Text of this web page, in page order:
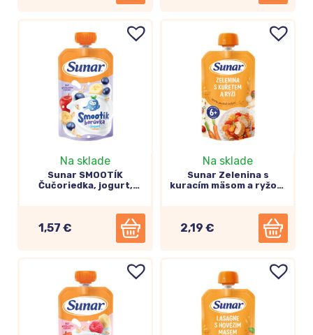
Praktické Sunar kapsičky
Na sklade
Sunar SMOOTÍK
Čučoriedka, jogurt,
1,57 €
Na sklade
Sunar Zelenina s
kuracím mäsom a ryžou,
2,19 €